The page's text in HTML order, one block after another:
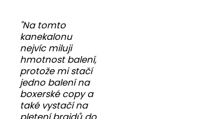
"Na tomto
kanekalonu
nejvíc miluji
hmotnost balení,
protože mi stačí
jedno balení na
boxerské copy a
také vystačí na